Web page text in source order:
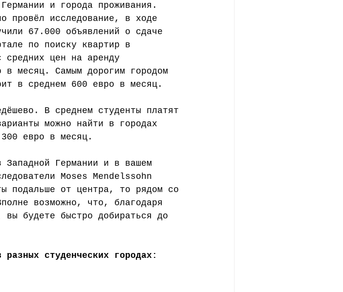
и города проживания.
провёл исследование, в ходе
67.000 объявлений о сдаче
по поиску квартир в
средних цен на аренду
месяц. Самым дорогим городом
в среднем 600 евро в месяц.
В среднем студенты платят
можно найти в городах
евро в месяц.
Западной Германии и в вашем
Moses Mendelssohn
подальше от центра, то рядом со
возможно, что, благодаря
вы будете быстро добираться до
студенческих городах: